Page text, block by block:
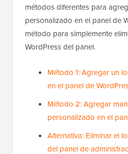
métodos diferentes para
personalizado en el panel de
método para simplemente
WordPress del panel.
Método 1: Agregar un
en el panel de
Método 2: Agregar
personalizado en el
Alternativa: Eliminar el
del panel de